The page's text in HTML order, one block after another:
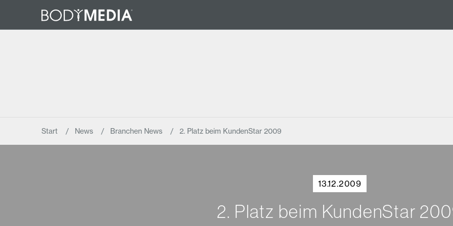
Start News Branchen News 2. Platz beim KundenStar 2009
13.12.2009
2. Platz beim KundenStar